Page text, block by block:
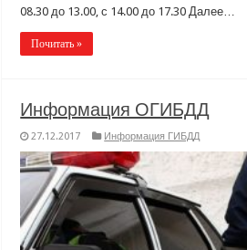
08.30 до 13.00, с 14.00 до 17.30 Далее…
Почитать »
Информация ОГИБДД
27.12.2017 Информация ГИБДД